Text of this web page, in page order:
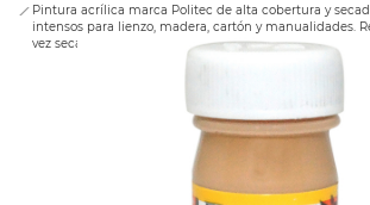
Pintura acrílica marca Politec de alta cobertura y
intensos para lienzo, madera, cartón y manualidades.
vez seca.